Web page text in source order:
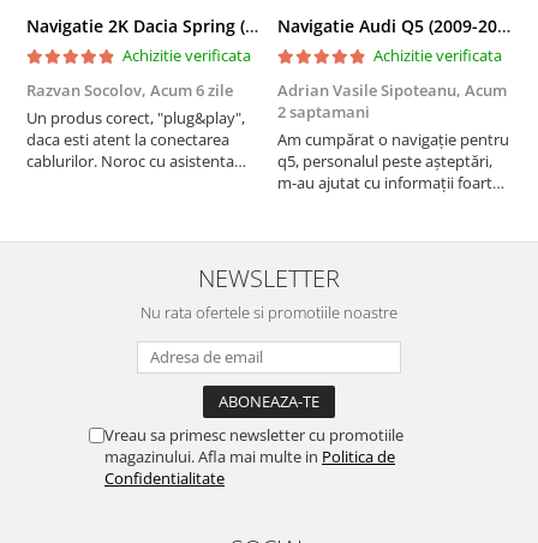
Navigatie 2K Dacia Spring (2021- Prezent), Android, S-Quadcore / 4GB RAM + 64GB ROM, 9.5 Inch - AD-BGS90042K+AD-BGRKIT366V4s
Achizitie verificata
Razvan Socolov, Acum 6 zile
Un produs corect, "plug&play",
daca esti atent la conectarea
cablurilor. Noroc cu asistenta
atras atentia ca nu era conectat
cablul de video de la camera
Navigatie Audi Q5 (2009-2017), Linux OS & OEM, MMI 3G, CarPlay & Android Auto Wireless, MirrorLink, Camera AHD, 12.3 Inch - AD-BGAALNXH+AD-BGRKITQ5002
Achizitie verificata
Adrian Vasile Sipoteanu, Acum
2 saptamani
Am cumpărat o navigație pentru
q5, personalul peste așteptări,
m-au ajutat cu informații foarte
serviabili, livrare rapidă, suport
tehnic, totul impecabil, o să revin
la ei și pentru vi...
NEWSLETTER
Nu rata ofertele si promotiile noastre
Vreau sa primesc newsletter cu promotiile
magazinului. Afla mai multe in Politica de
Confidentialitate